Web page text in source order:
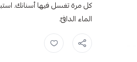
الماء الدافئ.
فرشاة لسان , ماركة تونج ,